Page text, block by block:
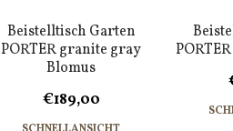
Beistelltisch Garten
PORTER granite gray
Blomus
€189,00